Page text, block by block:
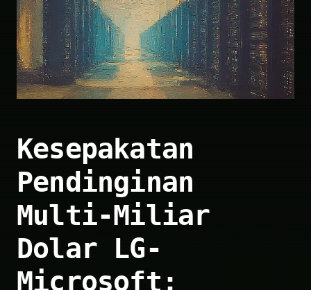
Kesepakatan
Pendinginan
Multi-Miliar
Dolar LG-
Microsoft: